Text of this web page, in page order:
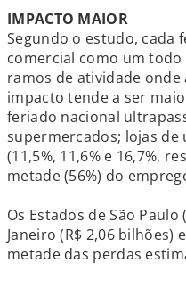
IMPACTO MAIOR
Segundo o estudo, cada
comercial como um todo
ramos de atividade
impacto tende a ser
feriado nacional
supermercados; lojas de
(11,5%, 11,6% e 16,7%,
metade (56%) do
Os Estados de São
Janeiro (R$ 2,06 bilhões)
metade das perdas